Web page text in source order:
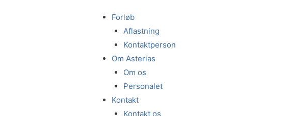
Forløb
Aflastning
Kontaktperson
Om Asterias
Om os
Personalet
Kontakt
Kontakt os